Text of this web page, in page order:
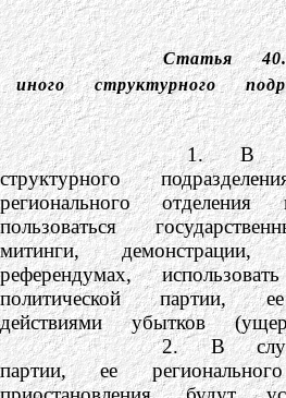
Статья
иного структурного
1. В случае
структурного
регионального
пользоваться
митинги,
референдумах,
политической партии,
действиями убытков
2. В случае, если в
партии, ее